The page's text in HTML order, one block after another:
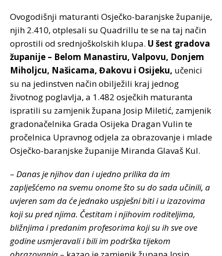
Ovogodišnji maturanti Osječko-baranjske županije,
njih 2.410, otplesali su Quadrillu te se na taj način
oprostili od srednjoškolskih klupa. U šest gradova
županije – Belom Manastiru, Valpovu, Donjem
Miholjcu, Našicama, Đakovu i Osijeku, učenici
su na jedinstven način obilježili kraj jednog
životnog poglavlja, a 1.482 osječkih maturanta
ispratili su zamjenik župana Josip Miletić, zamjenik
gradonačelnika Grada Osijeka Dragan Vulin te
pročelnica Upravnog odjela za obrazovanje i mlade
Osječko-baranjske županije Miranda Glavaš Kul.
– Danas je njihov dan i ujedno prilika da im
zaplješćemo na svemu onome što su do sada učinili, a
uvjeren sam da će jednako uspješni biti i u izazovima
koji su pred njima. Čestitam i njihovim roditeljima,
bližnjima i predanim profesorima koji su ih sve ove
godine usmjeravali i bili im podrška tijekom